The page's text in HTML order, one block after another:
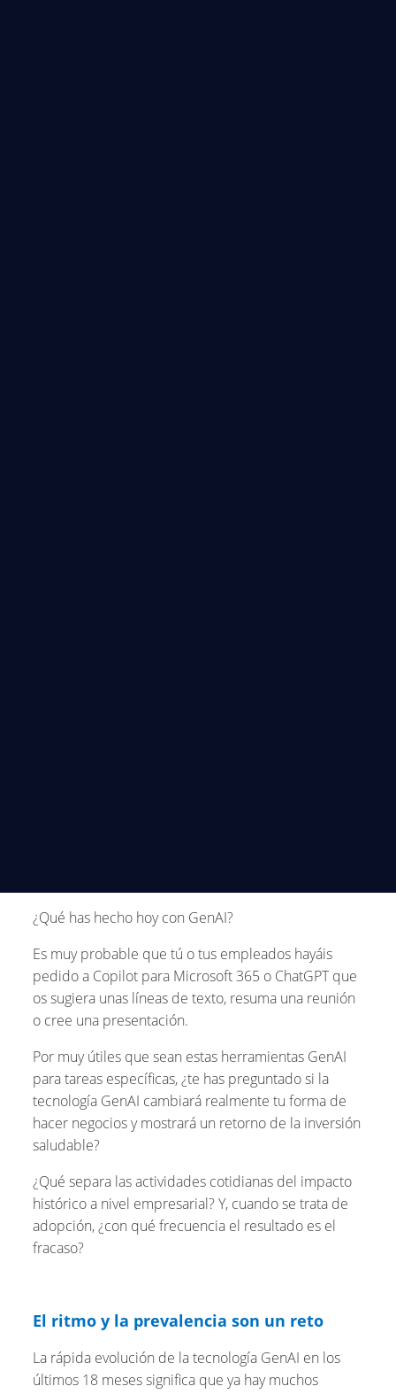
¿Qué has hecho hoy con GenAI?
Es muy probable que tú o tus empleados hayáis
pedido a Copilot para Microsoft 365 o ChatGPT que
os sugiera unas líneas de texto, resuma una reunión
o cree una presentación.
Por muy útiles que sean estas herramientas GenAI
para tareas específicas, ¿te has preguntado si la
tecnología GenAI cambiará realmente tu forma de
hacer negocios y mostrará un retorno de la inversión
saludable?
¿Qué separa las actividades cotidianas del impacto
histórico a nivel empresarial? Y, cuando se trata de
adopción, ¿con qué frecuencia el resultado es el
fracaso?
El ritmo y la prevalencia son un reto
La rápida evolución de la tecnología GenAI en los
últimos 18 meses significa que ya hay muchos